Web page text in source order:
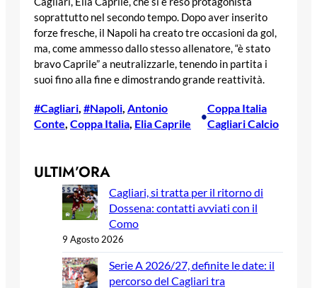
soprattutto nel secondo tempo. Dopo aver inserito
forze fresche, il Napoli ha creato tre occasioni da gol,
ma, come ammesso dallo stesso allenatore, “è stato
bravo Caprile” a neutralizzarle, tenendo in partita i
suoi fino alla fine e dimostrando grande reattività.
#Cagliari, #Napoli, Antonio
Conte, Coppa Italia, Elia Caprile
•
Coppa Italia
Cagliari Calcio
ULTIM’ORA
Cagliari, si tratta per il ritorno di
Dossena: contatti avviati con il
Como
9 Agosto 2026
Serie A 2026/27, definite le date: il
percorso del Cagliari tra